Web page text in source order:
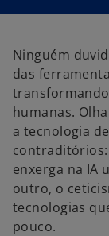
Ninguém
das
humanas.
a tecnologia
enxerga na IA
outro, o
tecnologias
pouco.